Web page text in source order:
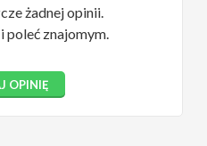
żadnej opinii.
poleć znajomym.
OPINIĘ